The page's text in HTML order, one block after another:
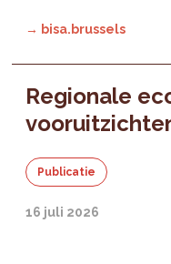
→ bisa.brussels
Regionale
Publicatie
16 juli 2026